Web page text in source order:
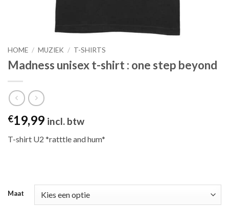
HOME / MUZIEK / T-SHIRTS
Madness unisex t-shirt : one step beyond
€19,99 incl. btw
T-shirt U2 *ratttle and hum*
Maat